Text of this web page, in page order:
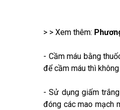
> > Xem thêm:
- Cầm máu bằng
để cầm máu thì
- Sử dụng giấm
đóng các mao mạch